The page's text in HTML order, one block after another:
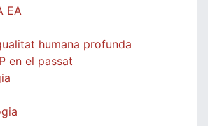
EA
humana profunda
en el passat